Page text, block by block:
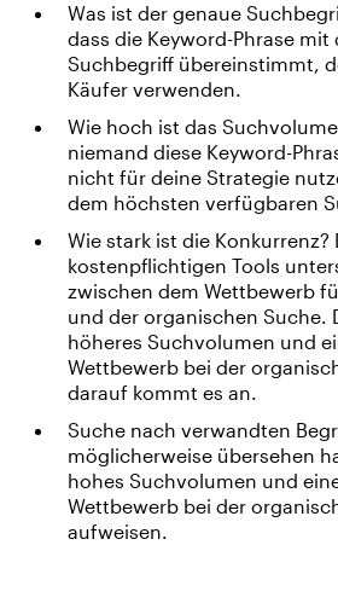
Was ist der genaue
dass die Keyword-Phrase mit
Suchbegriff übereinstimmt,
Käufer verwenden.
Wie hoch ist das
niemand diese Keyword-
nicht für deine Strategie
dem höchsten verfügbaren
Wie stark ist die Konkurrenz?
kostenpflichtigen Tools
zwischen dem Wettbewerb
und der organischen Suche.
höheres Suchvolumen und
Wettbewerb bei der
darauf kommt es an.
Suche nach verwandten
möglicherweise übersehen
hohes Suchvolumen und
Wettbewerb bei der
aufweisen.